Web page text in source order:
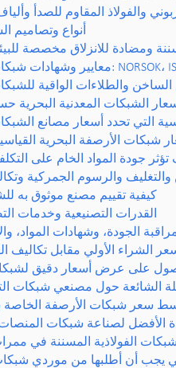
أنواع وتصاميم
ومضادة للانزلاق مخصصة
الساخن والطلاءات الواقية
الشبكات المعدنية البحرية
التي تحدد أسعار مصانع
شبكات الأرصفة البحرية
جودة المواد الخام على
والتغليف والرسوم الجمركية
كيفية تقييم مصنع موثوق به
القدرات التصنيعية وخدمات
الجودة، وشهادات المواد،
الشراء الأولي مقابل تكاليف
على عرض أسعار دقيق
الشائعة حول مصنعي شبكات
سعر شبكات الأرصفة الخاصة
الأفضل لصناعة شبكات المنصات
الفولاذية المسننة في
يجب أن أطلبها من موردي شبكات